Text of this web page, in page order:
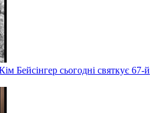
Бейсінгер сьогодні святкує 67-й